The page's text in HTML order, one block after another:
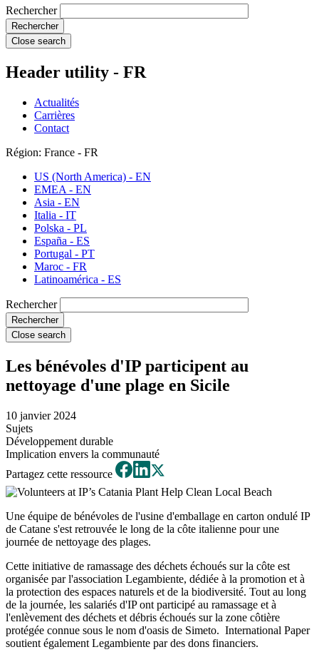
Rechercher
Close search
Header utility - FR
Actualités
Carrières
Contact
Région: France - FR
US (North America) - EN
EMEA - EN
Asia - EN
Italia - IT
Polska - PL
España - ES
Portugal - PT
Maroc - FR
Latinoamérica - ES
Rechercher
Close search
Les bénévoles d'IP participent au
nettoyage d'une plage en Sicile
10 janvier 2024
Sujets
Développement durable
Implication envers la communauté
Partagez cette ressource
Une équipe de bénévoles de l'usine d'emballage en carton ondulé IP
de Catane s'est retrouvée le long de la côte italienne pour une
journée de nettoyage des plages.
Cette initiative de ramassage des déchets échoués sur la côte est
organisée par l'association Legambiente, dédiée à la promotion et à
la protection des espaces naturels et de la biodiversité. Tout au long
de la journée, les salariés d'IP ont participé au ramassage et à
l'enlèvement des déchets et débris échoués sur la zone côtière
protégée connue sous le nom d'oasis de Simeto. International Paper
soutient également Legambiente par des dons financiers.